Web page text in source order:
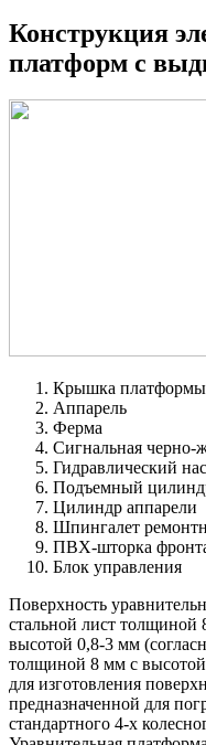
Конструкция
платформ с
Крышка платформы
Аппарель
Ферма
Сигнальная черно-
Гидравлический
Подъемный
Цилиндр аппарели
Шпингалет
ПВХ-шторка
Блок управления
Поверхность
стальной лист
высотой 0,8-3 мм
толщиной 8 мм с
для изготовления
предназначенной для
стандартного 4-х